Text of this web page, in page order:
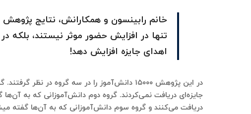
خانم رابینسون و همکارانش، نتایج پژوهش
تنها در افزایش حضور موثر نیستند، بلکه
اهدای جایزه افزایش دهد!
در این پژوهش ۱۵۰۰۰ دانش‌آموز را در سه گروه در
جایزه‌ای دریافت نمی‌کردند. گروه دوم دانش‌آموزانی که به
دریافت می‌کنند و گروه سوم دانش‌آموزانی که به آن‌ها گفته